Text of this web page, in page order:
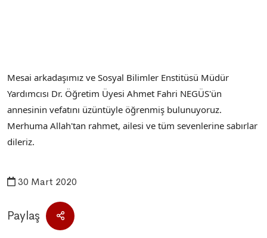
Mesai arkadaşımız ve Sosyal Bilimler Enstitüsü Müdür
Yardımcısı Dr. Öğretim Üyesi Ahmet Fahri NEGÜS'ün
annesinin vefatını üzüntüyle öğrenmiş bulunuyoruz.
Merhuma Allah'tan rahmet, ailesi ve tüm sevenlerine sabırlar
dileriz.
30 Mart 2020
Paylaş